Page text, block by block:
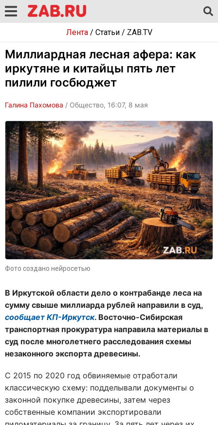
Лента/ Статьи/ ZAB.TV
Миллиардная лесная афера: как
иркутяне и китайцы пять лет
пилили госбюджет
Галина Пахомова / Общество, 16:07, 8 мая
Фото создано нейросетью
В Иркутской области дело о контрабанде леса на
сумму свыше миллиарда рублей направили в суд,
сообщает КП-Иркутск. Восточно-Сибирская
транспортная прокуратура направила материалы в
суд после многолетнего расследования схемы
незаконного экспорта древесины.
С 2015 по 2020 год обвиняемые отработали
классическую схему: подделывали документы о
законной покупке древесины, затем через
собственные компании экспортировали